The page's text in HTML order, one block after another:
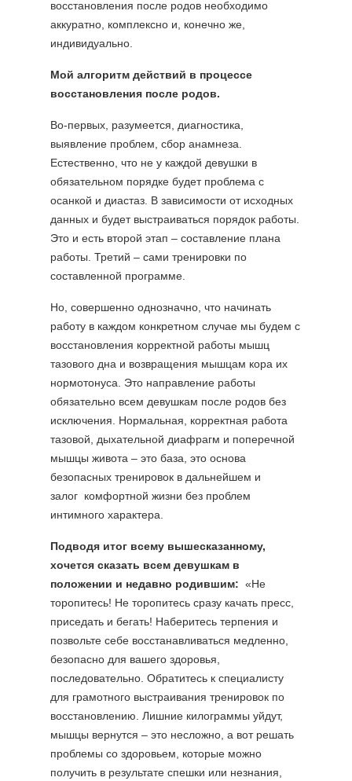
восстановления после родов необходимо
аккуратно, комплексно и, конечно же,
индивидуально.
Мой алгоритм действий в процессе
восстановления после родов.
Во-первых, разумеется, диагностика,
выявление проблем, сбор анамнеза.
Естественно, что не у каждой девушки в
обязательном порядке будет проблема с
осанкой и диастаз. В зависимости от исходных
данных и будет выстраиваться порядок работы.
Это и есть второй этап – составление плана
работы. Третий – сами тренировки по
составленной программе.
Но, совершенно однозначно, что начинать
работу в каждом конкретном случае мы будем с
восстановления корректной работы мышц
тазового дна и возвращения мышцам кора их
нормотонуса. Это направление работы
обязательно всем девушкам после родов без
исключения. Нормальная, корректная работа
тазовой, дыхательной диафрагм и поперечной
мышцы живота – это база, это основа
безопасных тренировок в дальнейшем и
залог комфортной жизни без проблем
интимного характера.
Подводя итог всему вышесказанному,
хочется сказать всем девушкам в
положении и недавно родившим: «Не
торопитесь! Не торопитесь сразу качать пресс,
приседать и бегать! Наберитесь терпения и
позвольте себе восстанавливаться медленно,
безопасно для вашего здоровья,
последовательно. Обратитесь к специалисту
для грамотного выстраивания тренировок по
восстановлению. Лишние килограммы уйдут,
мышцы вернутся – это несложно, а вот решать
проблемы со здоровьем, которые можно
получить в результате спешки или незнания,